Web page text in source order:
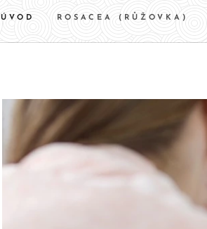
ÚVOD ROSACEA (RŮŽOVKA)